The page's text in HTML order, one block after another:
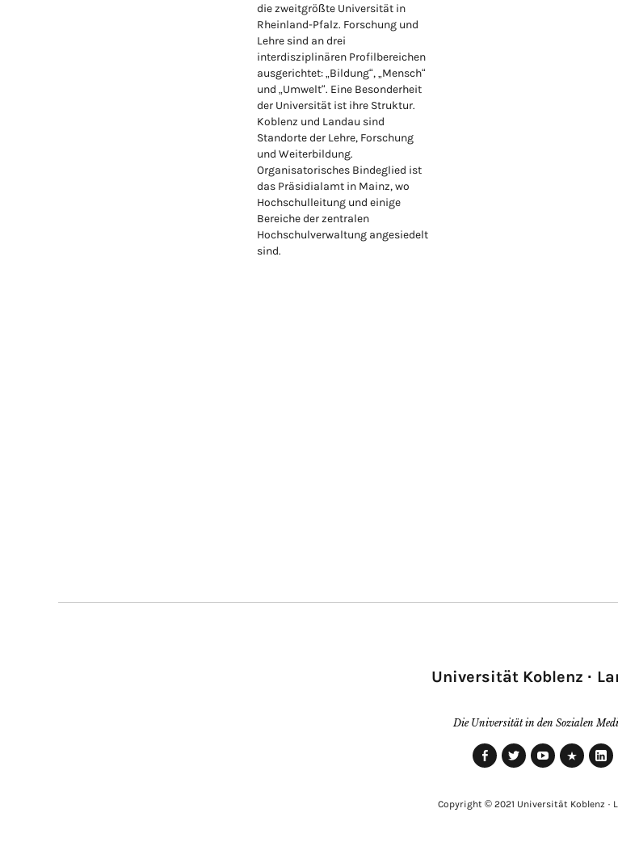
die zweitgrößte Universität in
Rheinland-Pfalz. Forschung und
Lehre sind an drei
interdisziplinären Profilbereichen
ausgerichtet: „Bildung“, „Mensch“
und „Umwelt“. Eine Besonderheit
der Universität ist ihre Struktur.
Koblenz und Landau sind
Standorte der Lehre, Forschung
und Weiterbildung.
Organisatorisches Bindeglied ist
das Präsidialamt in Mainz, wo
Hochschulleitung und einige
Bereiche der zentralen
Hochschulverwaltung angesiedelt
sind.
Universität Koblenz ·
Die Universität in den Sozialen
Copyright © 2021 Universität Koblenz ·